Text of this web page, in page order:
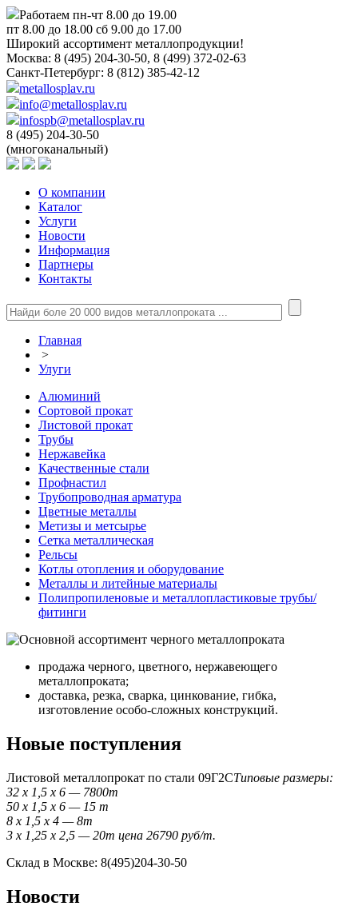
Работаем пн-чт 8.00 до 19.00
пт 8.00 до 18.00 сб 9.00 до 17.00
Широкий ассортимент металлопродукции!
Москва: 8 (495) 204-30-50, 8 (499) 372-02-63
Санкт-Петербург: 8 (812) 385-42-12
metallosplav.ru
info@metallosplav.ru
infospb@metallosplav.ru
8 (495) 204-30-50
(многоканальный)
О компании
Каталог
Услуги
Новости
Информация
Партнеры
Контакты
Главная
>
Улуги
Алюминий
Сортовой прокат
Листовой прокат
Трубы
Нержавейка
Качественные стали
Профнастил
Трубопроводная арматура
Цветные металлы
Метизы и метсырье
Сетка металлическая
Рельсы
Котлы отопления и оборудование
Металлы и литейные материалы
Полипропиленовые и металлопластиковые трубы/
фитинги
продажа черного, цветного, нержавеющего
металлопроката;
доставка, резка, сварка, цинкование, гибка,
изготовление особо-сложных конструкций.
Новые поступления
Листовой металлопрокат по стали 09Г2СТиповые размеры:
32 x 1,5 x 6 — 7800т
50 x 1,5 x 6 — 15 т
8 x 1,5 x 4 — 8т
3 x 1,25 x 2,5 — 20т цена 26790 руб/т.
Склад в Москве: 8(495)204-30-50
Новости